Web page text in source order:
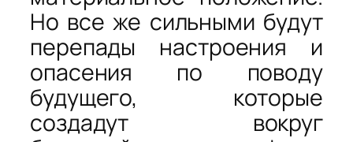
Но все же сильными будут
перепады настроения и
опасения по поводу
будущего, которые
создадут вокруг